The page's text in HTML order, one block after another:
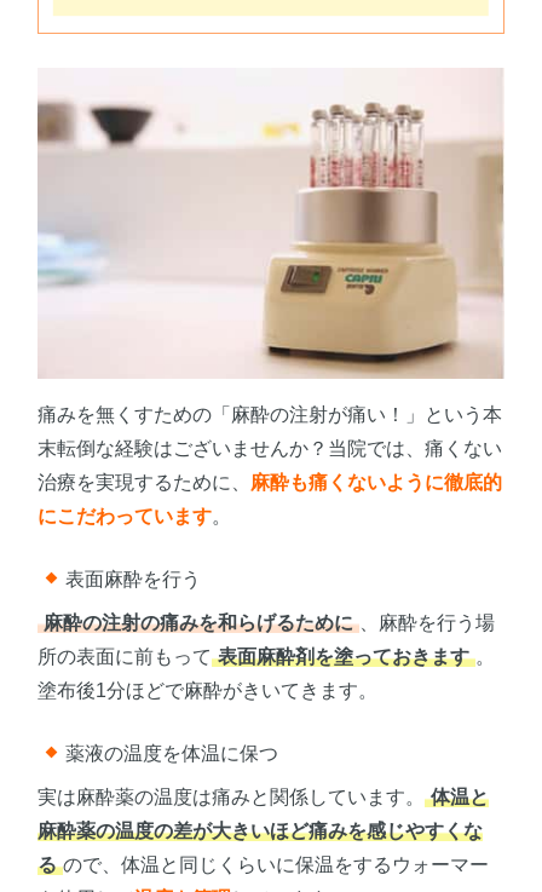
痛みを無くすための「麻酔の注射が痛い！」という本
末転倒な経験はございませんか？当院では、痛くない
治療を実現するために、 麻酔も痛くないように徹底的
にこだわっています。
表面麻酔を行う
麻酔の注射の痛みを和らげるために
、麻酔を行う場
所の表面に前もって 表面麻酔剤を塗っておきます 。
塗布後1分ほどで麻酔がきいてきます。
薬液の温度を体温に保つ
実は麻酔薬の温度は痛みと関係しています。
体温と
麻酔薬の温度の差が大きいほど痛みを感じやすくな
る ので、体温と同じくらいに保温をするウォーマー